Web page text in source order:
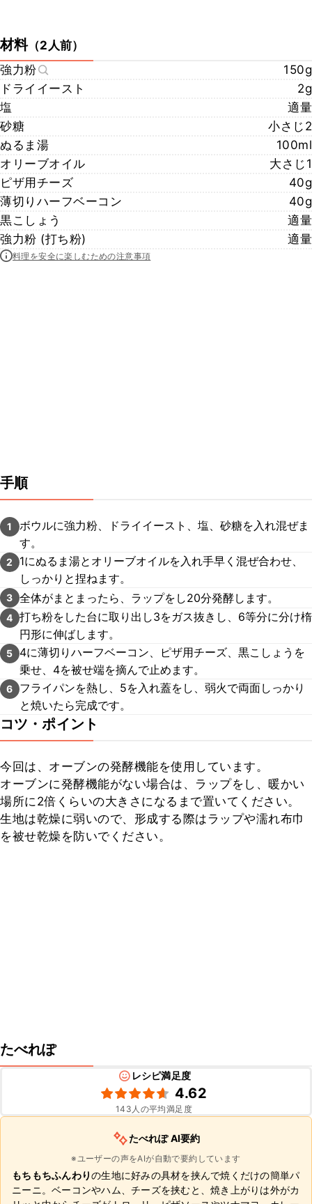
材料（2人前）
強力粉
150g
ドライイースト
2g
塩
適量
砂糖
小さじ2
ぬるま湯
100ml
オリーブオイル
大さじ1
ピザ用チーズ
40g
薄切りハーフベーコン
40g
黒こしょう
適量
強力粉 (打ち粉)
適量
料理を安全に楽しむための注意事項
手順
1
ボウルに強力粉、ドライイースト、塩、砂糖を入れ混ぜま
す。
2
1にぬるま湯とオリーブオイルを入れ手早く混ぜ合わせ、
しっかりと捏ねます。
3 全体がまとまったら、ラップをし20分発酵します。
4 打ち粉をした台に取り出し3をガス抜きし、6等分に分け楕
円形に伸ばします。
5
4に薄切りハーフベーコン、ピザ用チーズ、黒こしょうを
乗せ、4を被せ端を摘んで止めます。
6
フライパンを熱し、5を入れ蓋をし、弱火で両面しっかり
と焼いたら完成です。
コツ・ポイント
今回は、オーブンの発酵機能を使用しています。
オーブンに発酵機能がない場合は、ラップをし、暖かい
場所に2倍くらいの大きさになるまで置いてください。
生地は乾燥に弱いので、形成する際はラップや濡れ布巾
を被せ乾燥を防いでください。
たべれぽ
レシピ満足度
4.62
143 人の平均満足度
たべれぽ AI要約
※ユーザーの声をAIが自動で要約しています
もちもちふんわりの生地に好みの具材を挟んで焼くだけの簡単パ
ニーニ。ベーコンやハム、チーズを挟むと、焼き上がりは外がカ